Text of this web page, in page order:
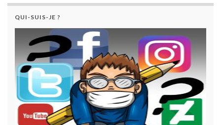
QUI-SUIS-JE ?